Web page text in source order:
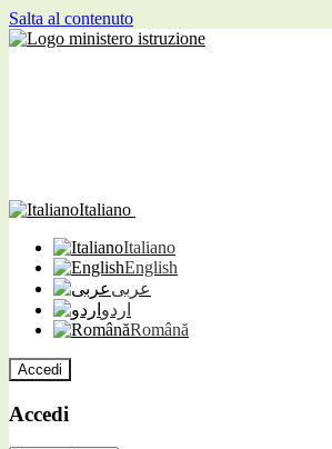
Salta al contenuto
Italiano
Italiano
English
عربى
اردو
Română
Accedi
Accedi